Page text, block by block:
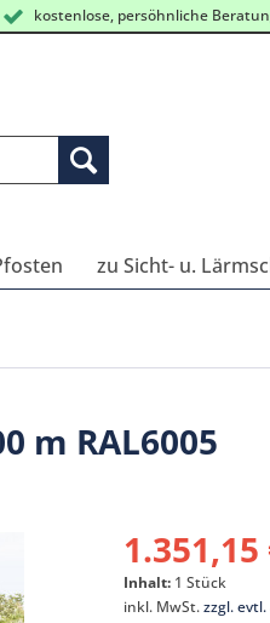
kostenlose, persöhnliche
zu Sicht- u.
m RAL6005
Inhalt: 1 Stück
inkl. MwSt.zzgl.